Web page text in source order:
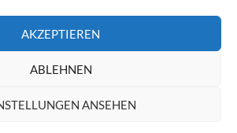
AKZEPTIEREN
ABLEHNEN
ANSEHEN
und…
Internet…
und Lobbyisten
und XXX-Anbieter
und Kooperationen